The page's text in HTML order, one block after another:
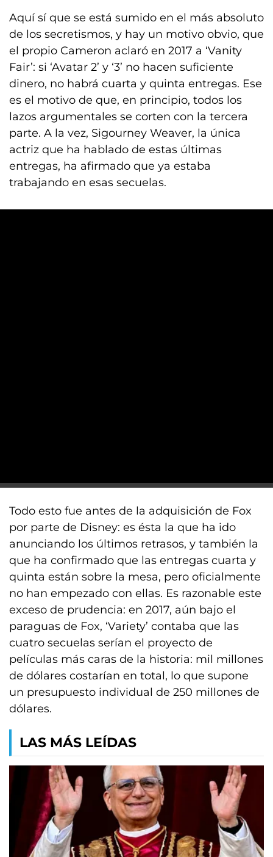
Aquí sí que se está sumido en el más absoluto
de los secretismos, y hay un motivo obvio, que
el propio Cameron aclaró en 2017 a ‘Vanity
Fair’: si ‘Avatar 2’ y ‘3’ no hacen suficiente
dinero, no habrá cuarta y quinta entregas. Ese
es el motivo de que, en principio, todos los
lazos argumentales se corten con la tercera
parte. A la vez, Sigourney Weaver, la única
actriz que ha hablado de estas últimas
entregas, ha afirmado que ya estaba
trabajando en esas secuelas.
Todo esto fue antes de la adquisición de Fox
por parte de Disney: es ésta la que ha ido
anunciando los últimos retrasos, y también la
que ha confirmado que las entregas cuarta y
quinta están sobre la mesa, pero oficialmente
no han empezado con ellas. Es razonable este
exceso de prudencia: en 2017, aún bajo el
paraguas de Fox, ‘Variety’ contaba que las
cuatro secuelas serían el proyecto de
películas más caras de la historia: mil millones
de dólares costarían en total, lo que supone
un presupuesto individual de 250 millones de
dólares.
LAS MÁS LEÍDAS